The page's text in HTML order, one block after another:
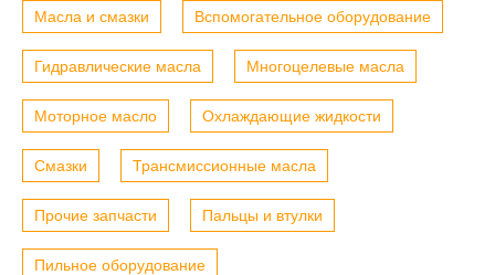
Масла и смазки Вспомогательное оборудование
Гидравлические масла Многоцелевые масла
Моторное масло Охлаждающие жидкости
Смазки Трансмиссионные масла
Прочие запчасти Пальцы и втулки
Пильное оборудование